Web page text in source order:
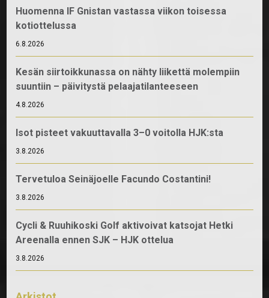
Huomenna IF Gnistan vastassa viikon toisessa
kotiottelussa
6.8.2026
Kesän siirtoikkunassa on nähty liikettä molempiin
suuntiin – päivitystä pelaajatilanteeseen
4.8.2026
Isot pisteet vakuuttavalla 3–0 voitolla HJK:sta
3.8.2026
Tervetuloa Seinäjoelle Facundo Costantini!
3.8.2026
Cycli & Ruuhikoski Golf aktivoivat katsojat Hetki
Areenalla ennen SJK – HJK ottelua
3.8.2026